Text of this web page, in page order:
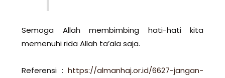
Semoga Allah membimbing hati-hati kita
memenuhi rida Allah ta’ala saja.
Referensi : https://almanhaj.or.id/6627-jangan-